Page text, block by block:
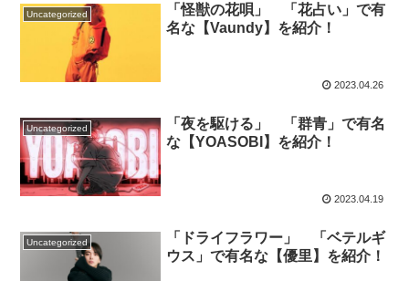
Uncategorized
「怪獣の花唄」 「花占い」で有
名な【Vaundy】を紹介！
2023.04.26
Uncategorized
「夜を駆ける」 「群青」で有名
な【YOASOBI】を紹介！
2023.04.19
Uncategorized
「ドライフラワー」 「ベテルギ
ウス」で有名な【優里】を紹介！